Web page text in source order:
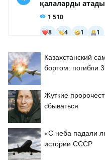
Казахстанский
бортом: погибли
Жуткие
сбываться
«С неба падали
истории СССР